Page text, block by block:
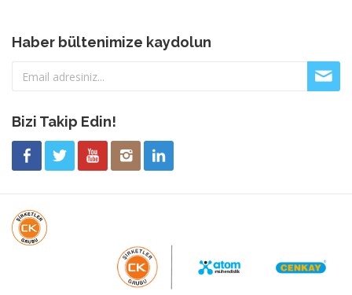
Haber bültenimize kaydolun
Bizi Takip Edin!